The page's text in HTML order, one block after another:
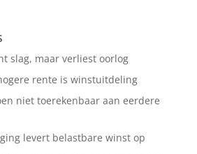
slag, maar verliest oorlog
rente is winstuitdeling
niet toerekenbaar aan eerdere
levert belastbare winst op